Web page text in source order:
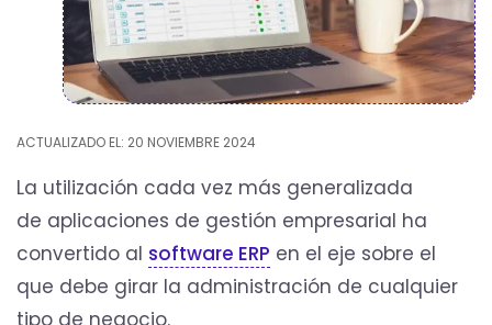
ACTUALIZADO EL: 20 NOVIEMBRE 2024
La utilización cada vez más generalizada
de aplicaciones de gestión empresarial ha
convertido al software ERP en el eje sobre el
que debe girar la administración de cualquier
tipo de negocio.